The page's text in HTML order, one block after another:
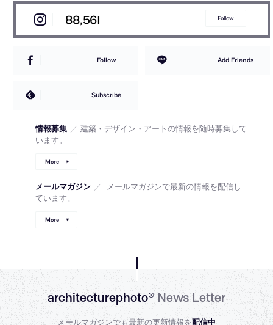
88,561 Follow
Follow Add Friends
Subscribe
情報募集 ／ 建築・デザイン・アートの情報を随時募集して
います。
More
メールマガジン ／
メールマガジンで最新の情報を配信し
ています。
More
architecturephoto®News Letter
メールマガジンでも最新の更新情報を配信中